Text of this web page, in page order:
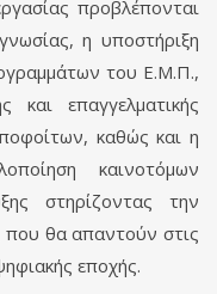
προβλέπονται
η υποστήριξη
του Ε.Μ.Π.,
και επαγγελματικής
καθώς και η
καινοτόμων
στηρίζοντας την
που θα απαντούν στις
εποχής.